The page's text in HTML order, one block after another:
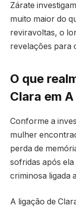
Zárate
muito maior do
reviravoltas, o
revelações para
O que
Clara em
Conforme a
mulher
perda de
sofridas após
criminosa ligada
A ligação de